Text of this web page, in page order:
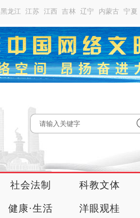
黑龙江 江苏 江西 吉林 辽宁 内蒙古 宁夏
社会法制 科教文体
健康·生活 洋眼观桂